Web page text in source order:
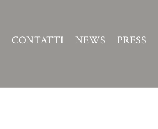
CONTATTI NEWS PRESS